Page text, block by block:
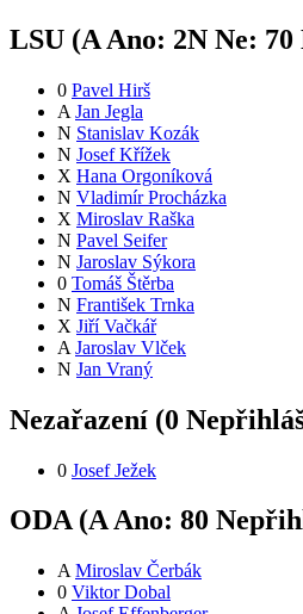
LSU (A Ano: 2N Ne: 70
0 Pavel Hirš
A Jan Jegla
N Stanislav Kozák
N Josef Křížek
X Hana Orgoníková
N Vladimír Procházka
X Miroslav Raška
N Pavel Seifer
N Jaroslav Sýkora
0 Tomáš Štěrba
N František Trnka
X Jiří Vačkář
A Jaroslav Vlček
N Jan Vraný
Nezařazení (0
0 Josef Ježek
ODA (AAno: 80
A Miroslav Čerbák
0 Viktor Dobal